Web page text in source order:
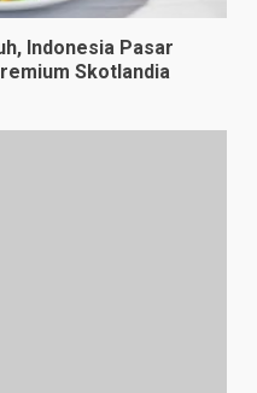
Indonesia Pasar
Skotlandia